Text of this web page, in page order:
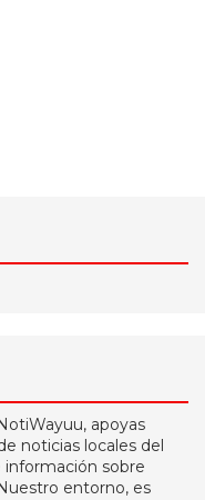
apoyas
noticias locales del
sobre
entorno, es